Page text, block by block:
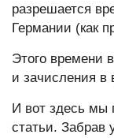
разрешается
Германии (как
Этого времени
и зачисления в
И вот здесь мы
статьи. Забрав